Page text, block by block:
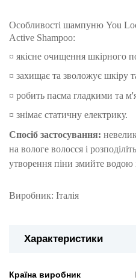
Особливості шампуню You
Active Shampoo:
¤ якісне очищення шкірного
¤ захищає та зволожує шкіру
¤ робить пасма гладкими та
¤ знімає статичну електрику.
Спосіб застосування:
на вологе волосся і
утворення піни змийте водою
Виробник: Італія
Характеристики
Країна виробник